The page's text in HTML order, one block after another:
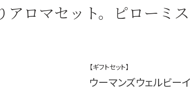
アロマセット。ピローミ
【ギフトセット】
ウーマンズウェルビー